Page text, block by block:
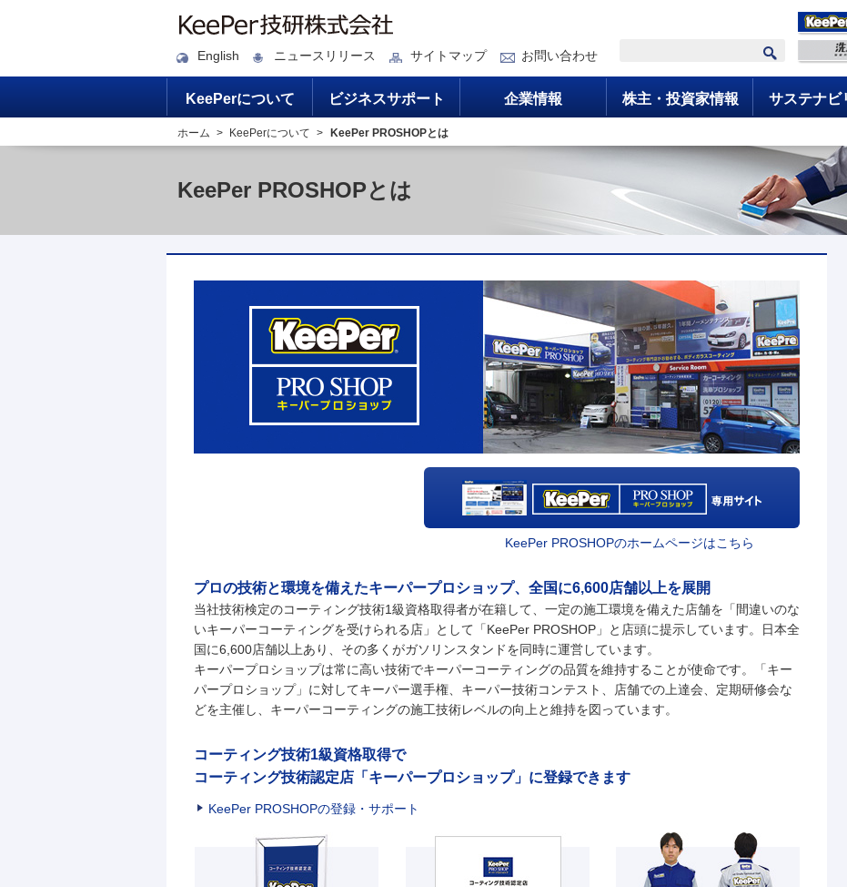
English ニュースリリース サイトマップ お問い合わせ
KeePerについて ビジネスサポート 企業情報 株主・投資家情報 サステナビ
ホーム KeePerについて KeePer PROSHOPとは
KeePer PROSHOPとは
KeePer PROSHOPのホームページはこちら
プロの技術と環境を備えたキーパープロショップ、全国に6,600店舗以上を展開
当社技術検定のコーティング技術1級資格取得者が在籍して、一定の施工環境を備えた店舗を「間違いのな
いキーパーコーティングを受けられる店」として「KeePer PROSHOP」と店頭に提示しています。日本全
国に6,600店舗以上あり、その多くがガソリンスタンドを同時に運営しています。
キーパープロショップは常に高い技術でキーパーコーティングの品質を維持することが使命です。「キー
パープロショップ」に対してキーパー選手権、キーパー技術コンテスト、店舗での上達会、定期研修会な
どを主催し、キーパーコーティングの施工技術レベルの向上と維持を図っています。
コーティング技術1級資格取得で
コーティング技術認定店「キーパープロショップ」に登録できます
KeePer PROSHOPの登録・サポート